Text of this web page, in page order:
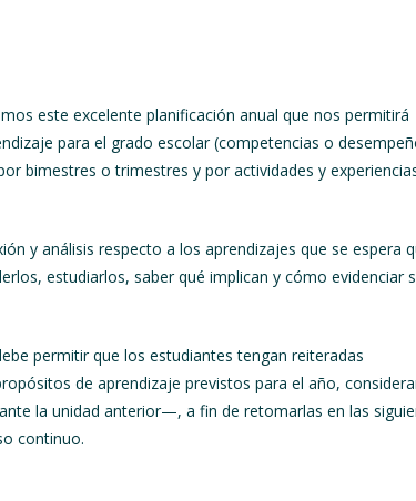
este excelente planificación anual que nos permitirá
para el grado escolar (competencias o
bimestres o trimestres y por actividades y
y análisis respecto a los aprendizajes que se espera
estudiarlos, saber qué implican y cómo evidenciar
permitir que los estudiantes tengan reiteradas
de aprendizaje previstos para el año,
la unidad anterior—, a fin de retomarlas en las
continuo.